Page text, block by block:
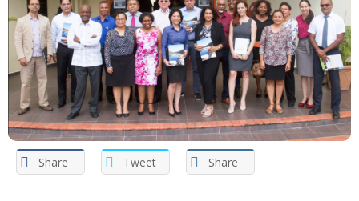
Share Tweet Share